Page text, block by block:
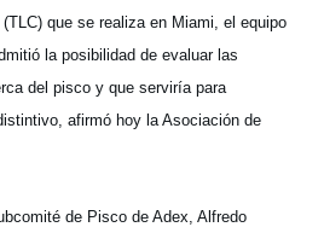
que se realiza en Miami, el equipo
la posibilidad de evaluar las
del pisco y que serviría para
afirmó hoy la Asociación de
de Pisco de Adex, Alfredo